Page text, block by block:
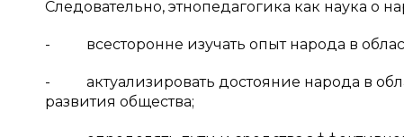
Следовательно, этнопедагогика как наука о
- всесторонне изучать опыт народа в
- актуализировать достояние народа в
развития общества;